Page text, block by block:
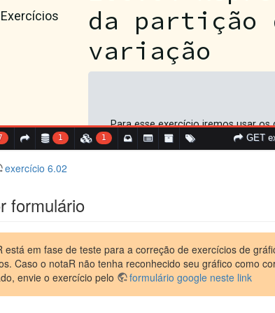
exercício 6.02
formulário
está em fase de teste para a correção de exercícios de
Caso o notaR não tenha reconhecido seu gráfico como
envie o exercício pelo
formulário google neste link